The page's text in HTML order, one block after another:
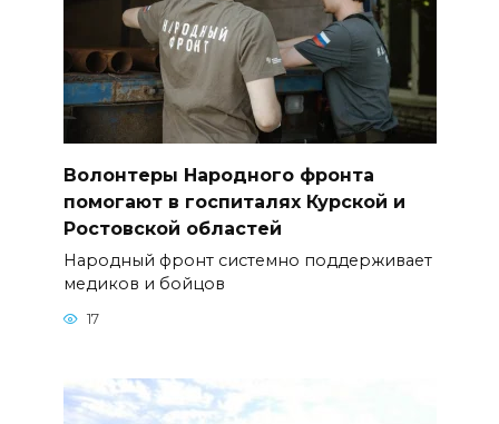
Волонтеры Народного фронта
помогают в госпиталях Курской и
Ростовской областей
Народный фронт системно поддерживает
медиков и бойцов
17